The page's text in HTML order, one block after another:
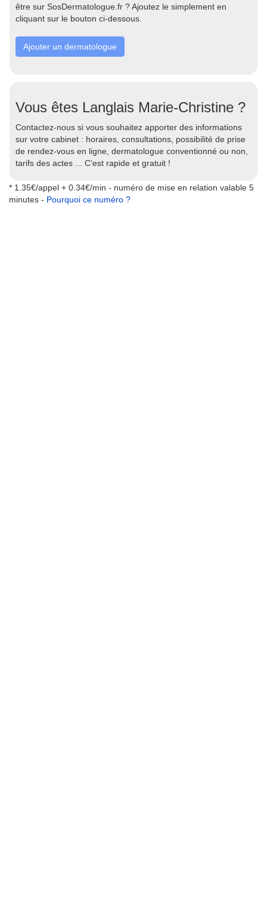
être sur SosDermatologue.fr ? Ajoutez le simplement en
cliquant sur le bouton ci-dessous.
Ajouter un dermatologue
Vous êtes Langlais Marie-Christine ?
Contactez-nous si vous souhaitez apporter des informations
sur votre cabinet : horaires, consultations, possibilité de prise
de rendez-vous en ligne, dermatologue conventionné ou non,
tarifs des actes ... C'est rapide et gratuit !
* 1.35€/appel + 0.34€/min - numéro de mise en relation valable 5
minutes - Pourquoi ce numéro ?